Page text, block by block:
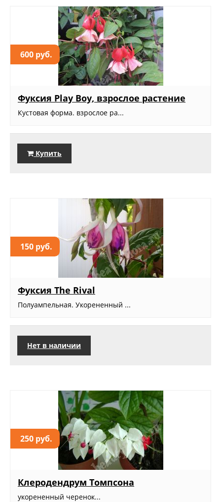
600 руб.
Фуксия Play Boy, взрослое растение
Кустовая форма. взрослое ра...
Купить
150 руб.
Фуксия The Rival
Полуампельная. Укорененный ...
Нет в наличии
250 руб.
Клеродендрум Томпсона
укорененный черенок...